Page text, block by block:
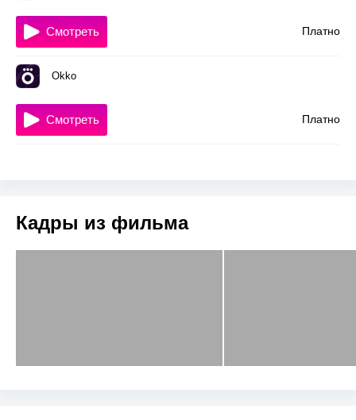
Платно
Смотреть
Okko
Платно
Смотреть
Кадры из фильма